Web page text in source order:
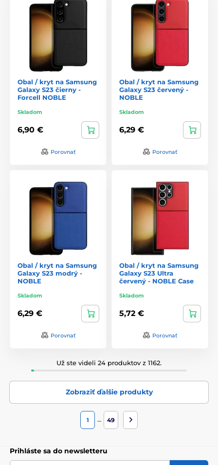
Obal / kryt na Samsung
Galaxy S23 čierny -
Forcell NOBLE
Skladom
6,90 €
Porovnať
Obal / kryt na Samsung
Galaxy S23 červený -
NOBLE
Skladom
6,29 €
Porovnať
Obal / kryt na Samsung
Galaxy S23 modrý -
NOBLE
Skladom
6,29 €
Porovnať
Obal / kryt na Samsung
Galaxy S23 Ultra
červený - NOBLE Case
Skladom
5,72 €
Porovnať
Už ste videli 24 produktov z 1162.
Zobraziť ďalšie produkty
1 … 49
Prihláste sa do newsletteru